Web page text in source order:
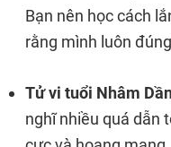
Bạn nên học cách
rằng mình luôn
Tử vi tuổi Nhâm
nghĩ nhiều quá dẫn